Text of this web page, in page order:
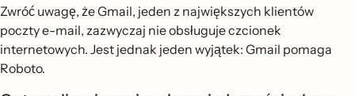
Zwróć uwagę, że Gmail, jeden z największych klientów
poczty e-mail, zazwyczaj nie obsługuje czcionek
internetowych. Jest jednak jeden wyjątek: Gmail pomaga
Roboto.